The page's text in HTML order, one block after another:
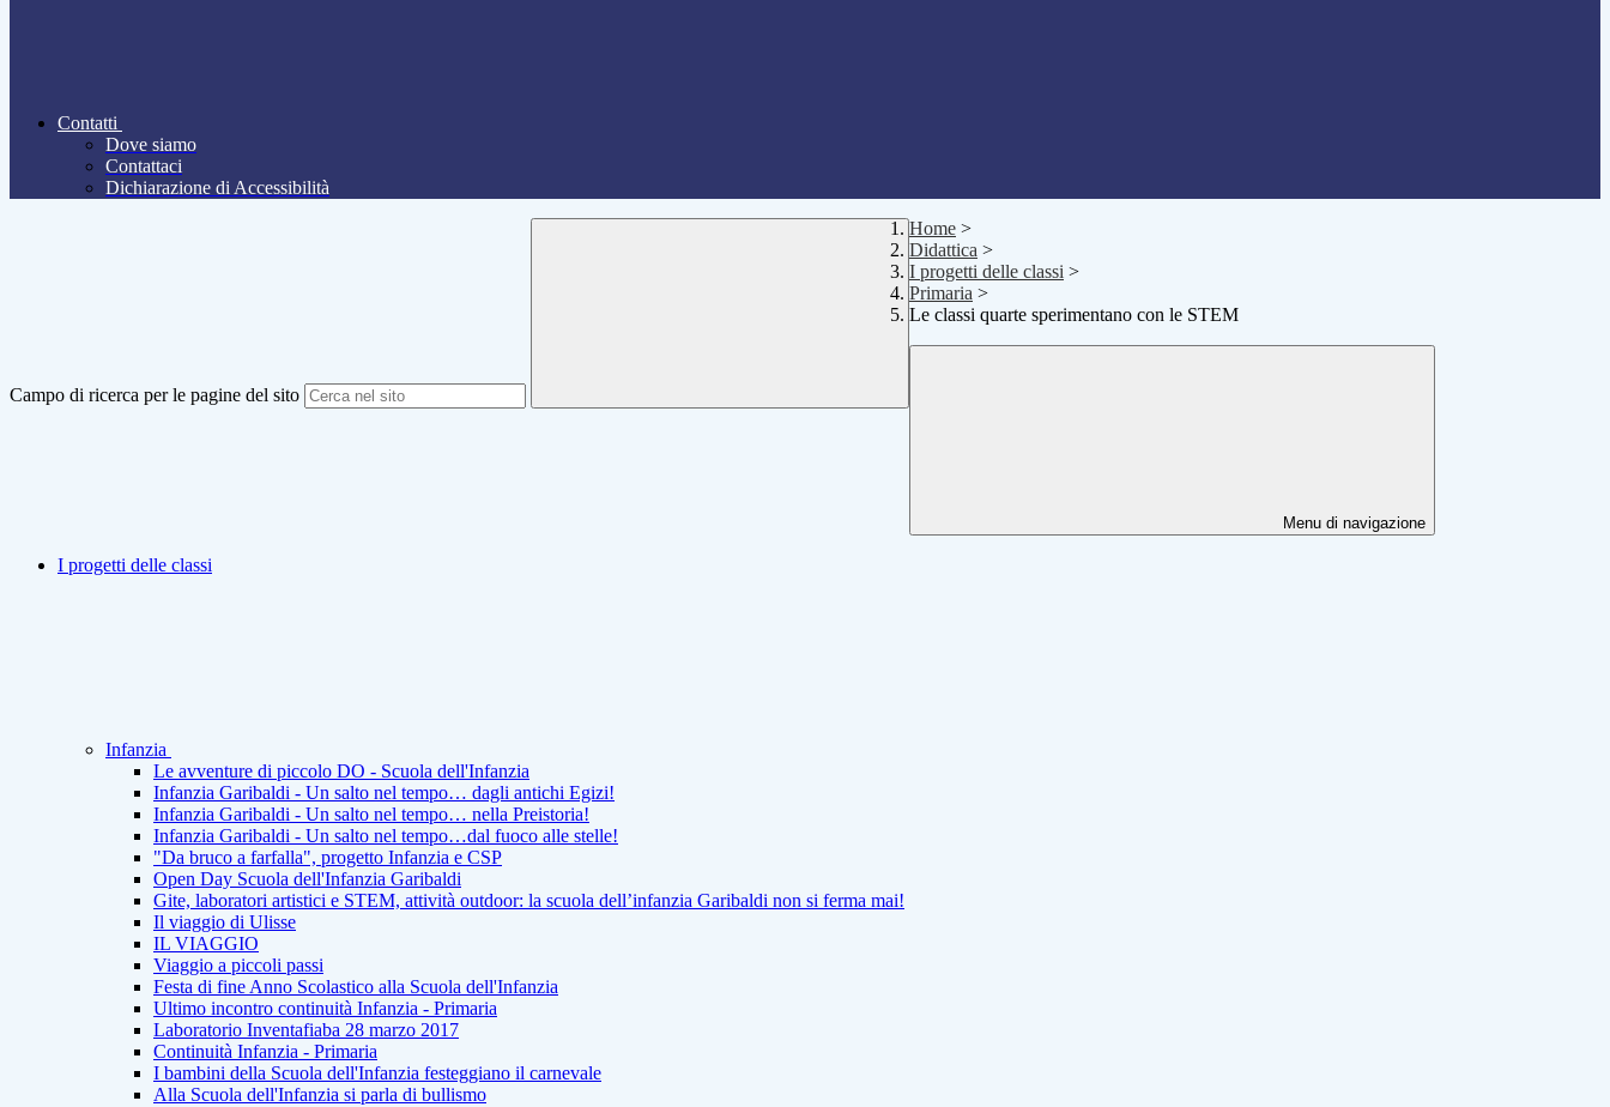
Contatti
Dove siamo
Contattaci
Dichiarazione di Accessibilità
Campo di ricerca per le pagine del sito
Home >
Didattica >
I progetti delle classi >
Primaria >
Le classi quarte sperimentano con le STEM
Menu di navigazione
I progetti delle classi
Infanzia
Le avventure di piccolo DO - Scuola dell'Infanzia
Infanzia Garibaldi - Un salto nel tempo… dagli antichi Egizi!
Infanzia Garibaldi - Un salto nel tempo… nella Preistoria!
Infanzia Garibaldi - Un salto nel tempo…dal fuoco alle stelle!
"Da bruco a farfalla", progetto Infanzia e CSP
Open Day Scuola dell'Infanzia Garibaldi
Gite, laboratori artistici e STEM, attività outdoor: la scuola dell’infanzia Garibaldi non si ferma mai!
Il viaggio di Ulisse
IL VIAGGIO
Viaggio a piccoli passi
Festa di fine Anno Scolastico alla Scuola dell'Infanzia
Ultimo incontro continuità Infanzia - Primaria
Laboratorio Inventafiaba 28 marzo 2017
Continuità Infanzia - Primaria
I bambini della Scuola dell'Infanzia festeggiano il carnevale
Alla Scuola dell'Infanzia si parla di bullismo